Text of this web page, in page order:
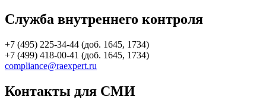
Служба внутреннего контроля
+7 (495) 225-34-44 (доб. 1645, 1734)
+7 (499) 418-00-41 (доб. 1645, 1734)
compliance@raexpert.ru
Контакты для СМИ